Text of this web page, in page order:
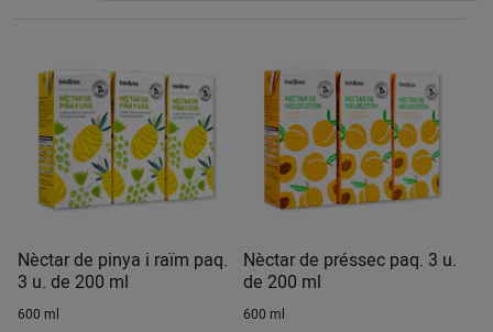
Nèctar de pinya i raïm paq.
3 u. de 200 ml
600 ml
Nèctar de préssec paq. 3 u.
de 200 ml
600 ml